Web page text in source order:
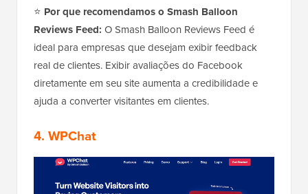
⭐ Por que recomendamos o Smash Balloon
Reviews Feed: O Smash Balloon Reviews Feed é
ideal para empresas que desejam exibir feedback
real de clientes. Exibir avaliações do Facebook
diretamente em seu site aumenta a credibilidade e
ajuda a converter visitantes em clientes.
4. WPChat